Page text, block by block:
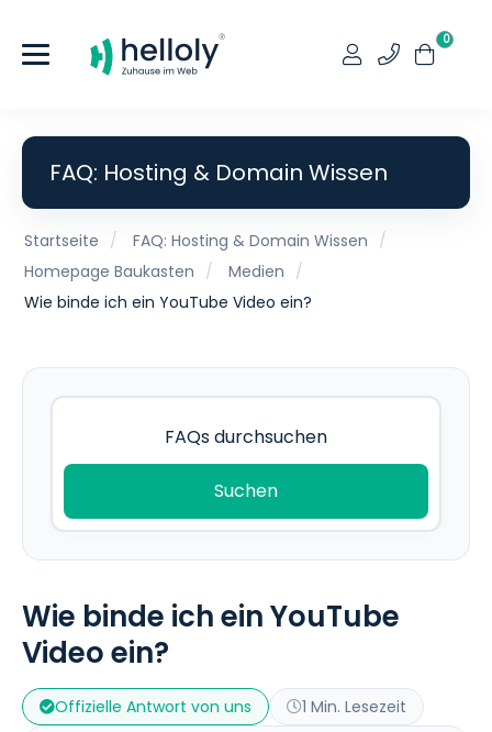
0
FAQ: Hosting & Domain Wissen
Startseite
FAQ: Hosting & Domain Wissen
Homepage Baukasten
Medien
Wie binde ich ein YouTube Video ein?
Suchen
Wie binde ich ein YouTube
Video ein?
Offizielle Antwort von uns
1 Min. Lesezeit